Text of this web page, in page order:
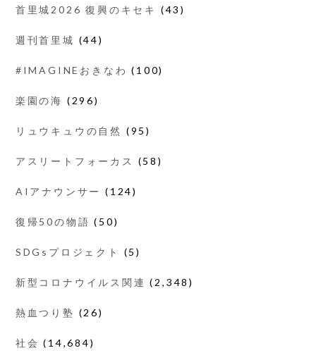
首里城2026 復興のキセキ (43)
週刊首里城 (44)
#IMAGINEおきなわ (100)
楽園の海 (296)
リュウキュウの自然 (95)
アスリートフォーカス (58)
AIアナウンサー (124)
復帰50の物語 (50)
SDGsプロジェクト (5)
新型コロナウイルス関連 (2,348)
熱血つり塾 (26)
社会 (14,684)